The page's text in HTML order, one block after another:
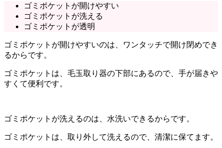
ゴミポケットが開けやすい
ゴミポケットが洗える
ゴミポケットが透明
ゴミポケットが開けやすいのは、ワンタッチで開け閉めでき
るからです。
ゴミポケットは、毛玉取り器の下部にあるので、手が届きや
すくて便利です。
ゴミポケットが洗えるのは、水洗いできるからです。
ゴミポケットは、取り外して洗えるので、清潔に保てます。